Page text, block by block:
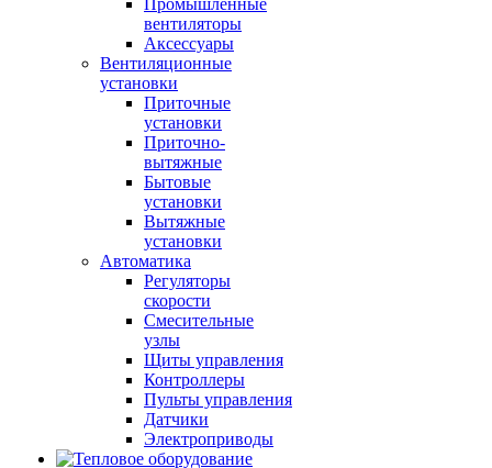
Промышленные
вентиляторы
Аксессуары
Вентиляционные
установки
Приточные
установки
Приточно-
вытяжные
Бытовые
установки
Вытяжные
установки
Автоматика
Регуляторы
скорости
Смесительные
узлы
Щиты управления
Контроллеры
Пульты управления
Датчики
Электроприводы